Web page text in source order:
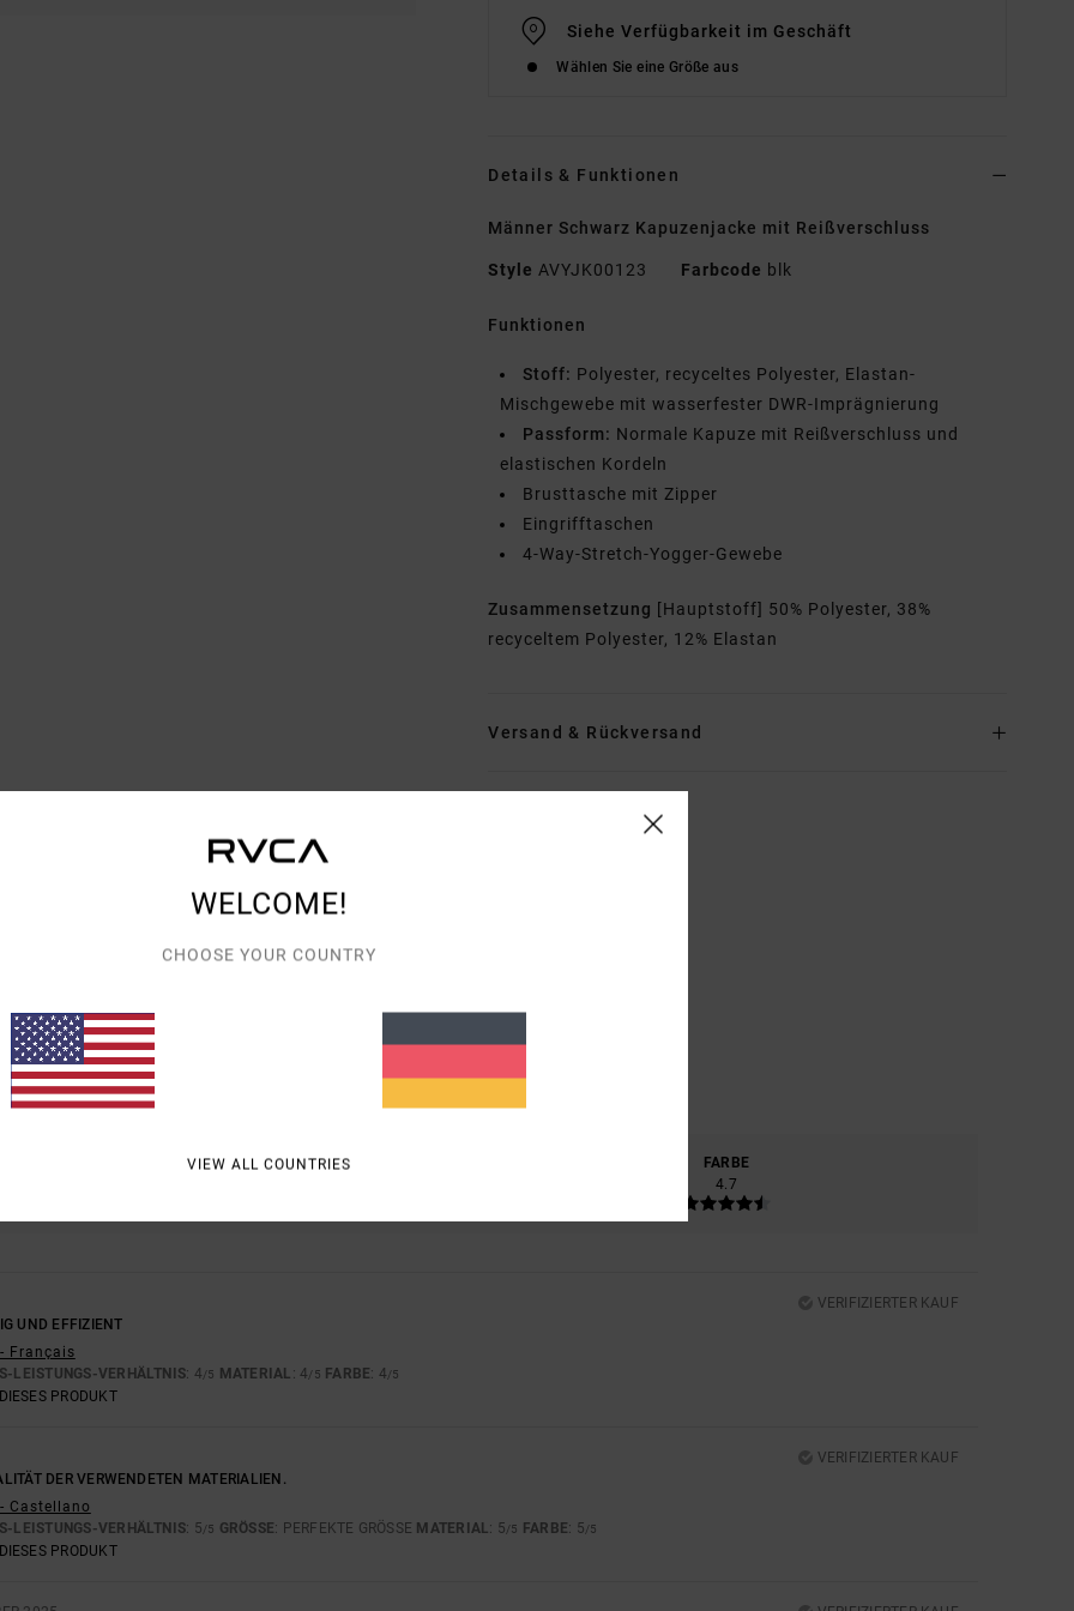
Siehe Verfügbarkeit im Geschäft
Wählen Sie eine Größe aus
Details & Funktionen
Männer Schwarz Kapuzenjacke mit Reißverschluss
Style AVYJK00123 Farbcode blk
Funktionen
Stoff: Polyester, recyceltes Polyester, Elastan-
Mischgewebe mit wasserfester DWR-Imprägnierung
Passform: Normale Kapuze mit Reißverschluss und
elastischen Kordeln
Brusttasche mit Zipper
Eingrifftaschen
4-Way-Stretch-Yogger-Gewebe
Zusammensetzung [Hauptstoff] 50% Polyester, 38%
recyceltem Polyester, 12% Elastan
Versand & Rückversand
BASIEREND AUF3 VERIFIZIERTEN BEWERTUNGEN
SEIT NOVEMBER 2025
100% UNSERER KUNDEN EMPFEHLEN DIESES PRODUKT
GRÖSSE
FARBE
4.7
VERIFIZIERTER KAUF
UND EFFIZIENT
Français
LEISTUNGS-VERHÄLTNIS: 4/5 MATERIAL : 4/5 FARBE: 4/5
PRODUKT
VERIFIZIERTER KAUF
DER VERWENDETEN MATERIALIEN.
Castellano
LEISTUNGS-VERHÄLTNIS: 5/5 GRÖSSE : PERFEKTE GRÖSSE MATERIAL: 5/5 FARBE: 5/5
PRODUKT
WELCOME!
CHOOSE YOUR COUNTRY
VIEW ALL COUNTRIES